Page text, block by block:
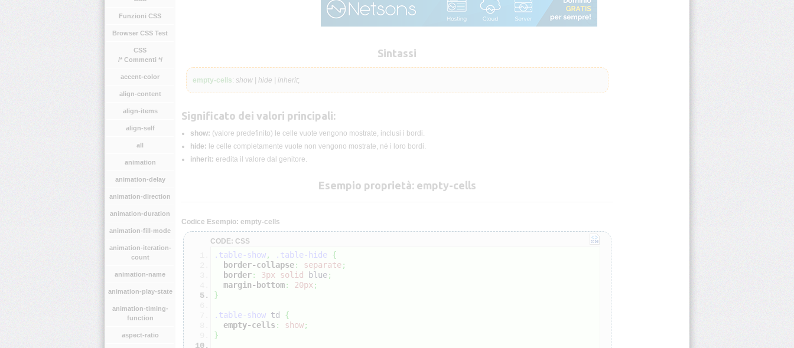
Funzioni CSS
Browser CSS Test
CSS
/* Commenti */
accent-color
align-content
align-items
align-self
all
animation
animation-delay
animation-direction
animation-duration
animation-fill-mode
animation-iteration-
count
animation-name
animation-play-state
animation-timing-
function
aspect-ratio
Sintassi
empty-cells: show | hide | inherit;
Significato dei valori principali:
show: (valore predefinito) le celle vuote vengono mostrate, inclusi i bordi.
hide: le celle completamente vuote non vengono mostrate, né i loro bordi.
inherit: eredita il valore dal genitore.
Esempio proprietà: empty-cells
Codice Esempio: empty-cells
CODE: CSS
.table-show, .table-hide
{
border-collapse: separate;
border: 3px solid blue;
margin-bottom: 20px ;
}
.table-show td {
empty-cells : show;
}